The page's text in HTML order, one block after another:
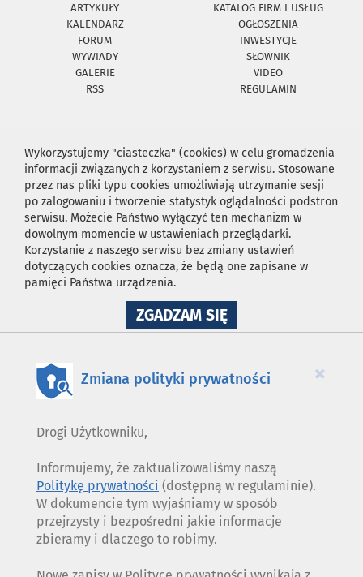
ARTYKUŁY
KATALOG FIRM I USŁUG
KALENDARZ
OGŁOSZENIA
FORUM
INWESTYCJE
WYWIADY
SŁOWNIK
GALERIE
VIDEO
RSS
REGULAMIN
Wykorzystujemy "ciasteczka" (cookies) w celu gromadzenia
informacji związanych z korzystaniem z serwisu. Stosowane
przez nas pliki typu cookies umożliwiają utrzymanie sesji
po zalogowaniu i tworzenie statystyk oglądalności podstron
serwisu. Możecie Państwo wyłączyć ten mechanizm w
dowolnym momencie w ustawieniach przeglądarki.
Korzystanie z naszego serwisu bez zmiany ustawień
dotyczących cookies oznacza, że będą one zapisane w
pamięci Państwa urządzenia.
ZGADZAM SIĘNA
WYKORZYSTANIE
×
Zmiana polityki prywatności
Drogi Użytkowniku,
Informujemy, że zaktualizowaliśmy naszą
Politykę prywatności (dostępną w regulaminie).
W dokumencie tym wyjaśniamy w sposób
przejrzysty i bezpośredni jakie informacje
zbieramy i dlaczego to robimy.